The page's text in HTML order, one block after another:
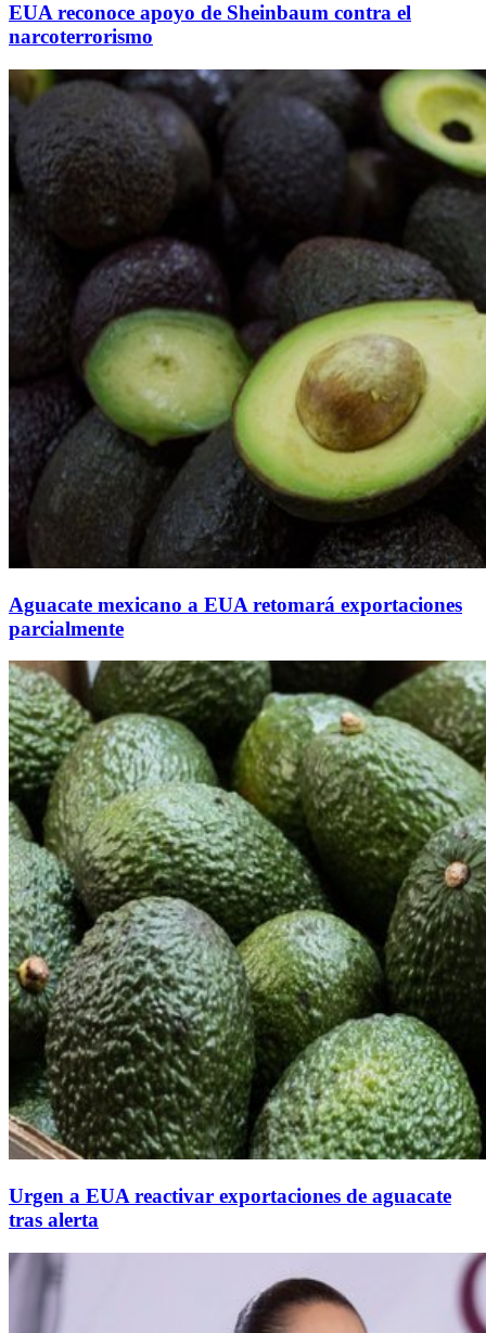
EUA reconoce apoyo de Sheinbaum contra el
narcoterrorismo
Aguacate mexicano a EUA retomará exportaciones
parcialmente
Urgen a EUA reactivar exportaciones de aguacate
tras alerta